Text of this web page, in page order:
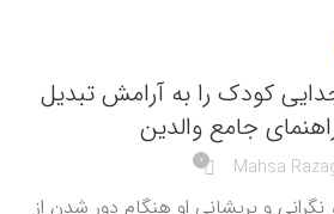
کودک را به آرامش تبدیل
جامع والدین
Mahsa
0
و پریشانی او هنگام دور شدن از